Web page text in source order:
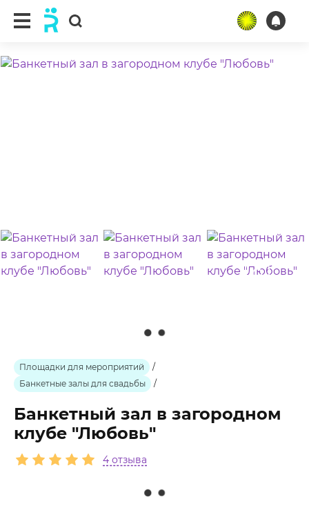
Площадки для мероприятий
/
Банкетные залы для свадьбы
/
Банкетный зал в загородном
клубе "Любовь"
4 отзыва